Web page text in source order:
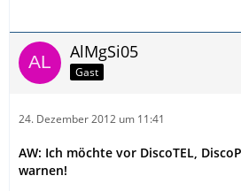
AlMgSi05
Gast
24. Dezember 2012 um 11:41
AW: Ich möchte vor DiscoTEL,
warnen!